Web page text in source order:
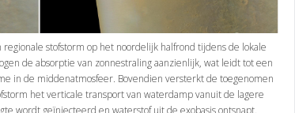
stofstorm op het noordelijk halfrond tijdens de lokale
de absorptie van zonnestraling aanzienlijk, wat leidt tot een
in de middenatmosfeer. Bovendien versterkt de toegenomen
het verticale transport van waterdamp vanuit de lagere
wordt geïnjecteerd en waterstof uit de exobasis ontsnapt.